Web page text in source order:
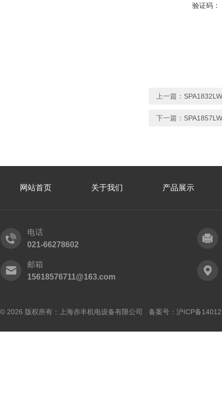
验证码：
上一篇：
下一篇：
网站首页 关于我们 产品展示
电话
021-66278602
邮箱
15618576711@163.com
© 2026 版权所有：上海赤丰机电设备有限公司 备案号： 沪ICP备